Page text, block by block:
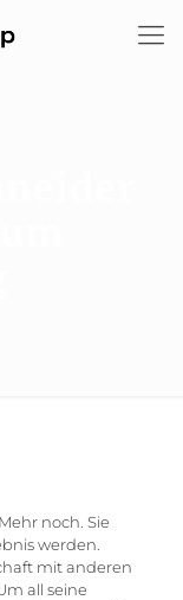
noch. Sie
werden.
mit anderen
all seine